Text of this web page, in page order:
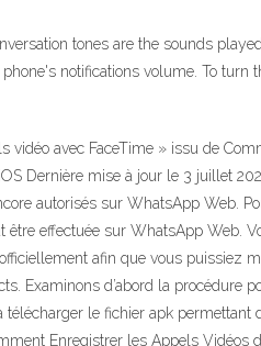
tones are the sounds
notifications volume. To turn
vidéo avec FaceTime » issu de
Dernière mise à jour le 3 juillet
autorisés sur WhatsApp Web.
effectuée sur WhatsApp Web.
afin que vous puissiez
Examinons d’abord la
le fichier apk
Enregistrer les Appels